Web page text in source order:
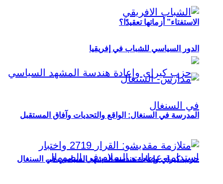
الاستفتاء” أزماتها تعقيدًا؟
حزب كيراي وإعادة هندسة المشهد السياسي في السنغال
الدور السياسي للشباب في إفريقيا
المدرسة في السنغال: الواقع والتحديات وآفاق المستقبل